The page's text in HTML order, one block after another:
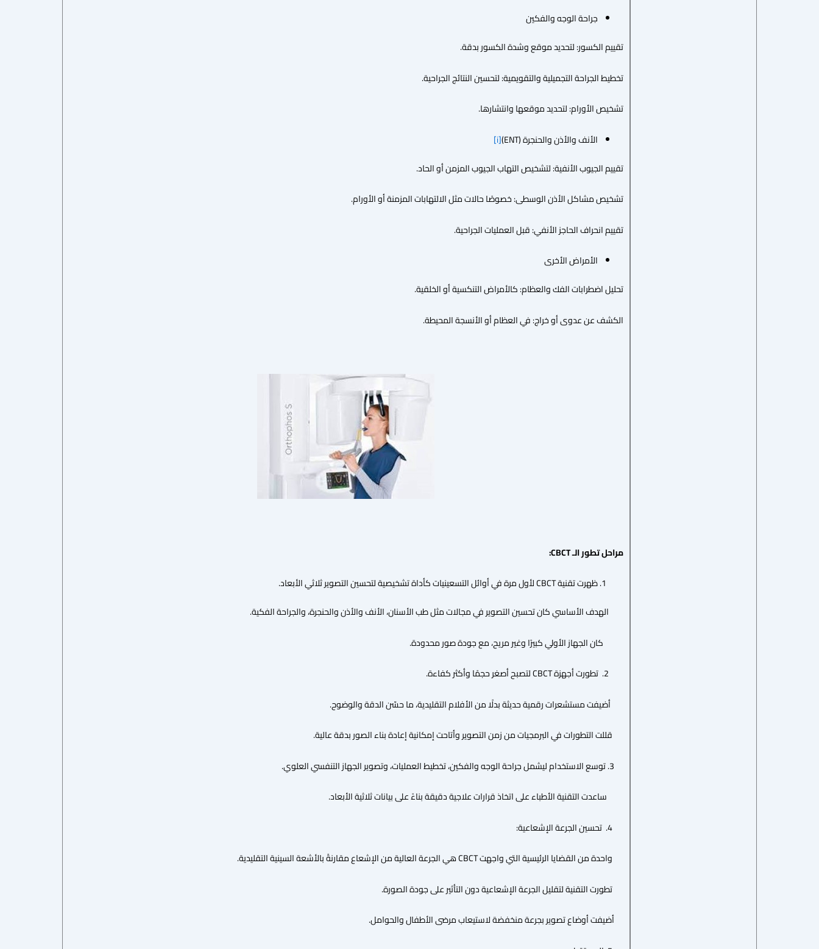
جراحة الوجه والفكين
تقييم الكسور: لتحديد موقع وشدة الكسور بدقة.
تخطيط الجراحة التجميلية والتقويمية: لتحسين النتائج الجراحية.
تشخيص الأورام: لتحديد موقعها وانتشارها.
الأنف والأذن والحنجرة (ENT)
[i]
تقييم الجيوب الأنفية: لتشخيص التهاب الجيوب المزمن أو الحاد.
تشخيص مشاكل الأذن الوسطى: خصوصًا حالات مثل الالتهابات المزمنة أو الأورام.
تقييم انحراف الحاجز الأنفي: قبل العمليات الجراحية.
الأمراض الأخرى
تحليل اضطرابات الفك والعظام: كالأمراض التنكسية أو الخلقية.
الكشف عن عدوى أو خراج: في العظام أو الأنسجة المحيطة.
مراحل تطور الـ CBCT:
ظهرت تقنية CBCT لأول مرة في أوائل التسعينيات كأداة تشخيصية لتحسين التصوير ثلاثي الأبعاد.
الهدف الأساسي كان تحسين التصوير في مجالات مثل طب الأسنان، الأنف والأذن والحنجرة، والجراحة الفكية.
كان الجهاز الأولي كبيرًا وغير مريح، مع جودة صور محدودة.
أضيفت مستشعرات رقمية حديثة بدلًا من الأفلام التقليدية، ما حسّن الدقة والوضوح.
قللت التطورات في البرمجيات من زمن التصوير وأتاحت إمكانية إعادة بناء الصور بدقة عالية.
ساعدت التقنية الأطباء على اتخاذ قرارات علاجية دقيقة بناءً على بيانات ثلاثية الأبعاد.
4. تحسين الجرعة الإشعاعية:
واحدة من القضايا الرئيسية التي واجهت CBCT هي الجرعة العالية من الإشعاع مقارنةً بالأشعة السينية التقليدية.
تطورت التقنية لتقليل الجرعة الإشعاعية دون التأثير على جودة الصورة.
أضيفت أوضاع تصوير بجرعة منخفضة لاستيعاب مرضى الأطفال والحوامل.